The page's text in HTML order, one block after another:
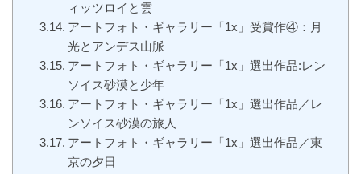
ィッツロイと雲
アートフォト・ギャラリー「1x」受賞作④：月
光とアンデス山脈
アートフォト・ギャラリー「1x」選出作品:レン
ソイス砂漠と少年
アートフォト・ギャラリー「1x」選出作品／レ
ンソイス砂漠の旅人
アートフォト・ギャラリー「1x」選出作品／東
京の夕日